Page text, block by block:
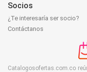
Socios
¿Te interesaría ser socio?
Contáctanos
Catalogosofertas.com.co